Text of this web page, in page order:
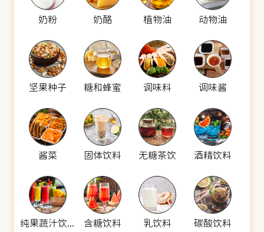
奶粉 奶酪 植物油 动物油
坚果种子 糖和蜂蜜 调味料 调味酱
酱菜 固体饮料 无糖茶饮 酒精饮料
纯果蔬汁饮料 含糖饮料 乳饮料 碳酸饮料